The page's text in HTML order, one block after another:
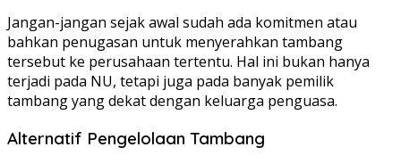
Jangan-jangan sejak awal sudah ada komitmen atau
bahkan penugasan untuk menyerahkan tambang
tersebut ke perusahaan tertentu. Hal ini bukan hanya
terjadi pada NU, tetapi juga pada banyak pemilik
tambang yang dekat dengan keluarga penguasa.
Alternatif Pengelolaan Tambang